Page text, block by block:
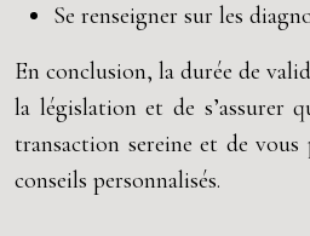
Se renseigner sur les
En conclusion, la durée de
la législation et de s’assurer
transaction sereine et de
conseils personnalisés.